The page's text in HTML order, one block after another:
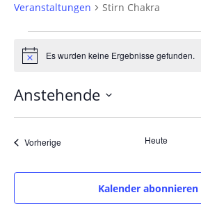
Veranstaltungen Stirn Chakra
HinweisEs wurden keine Ergebnisse gefunden.
Anstehende
Datum
wählen.
VorherigeVeranstaltungen Heute
Kalender abonnieren